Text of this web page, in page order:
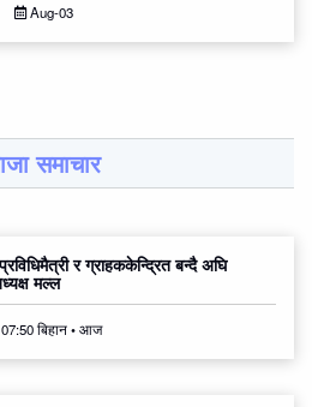
Aug-03
समाचार
र ग्राहककेन्द्रित बन्दै अघि
मल्ल
बिहान • आज